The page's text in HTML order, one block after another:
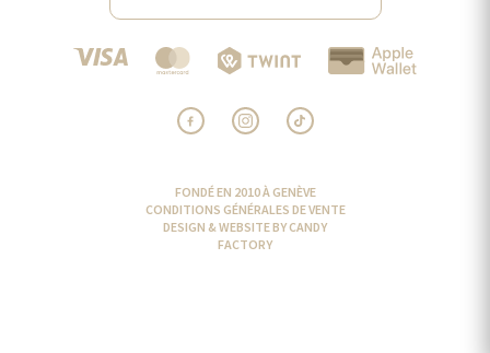
FONDÉ EN 2010 À GENÈVE
CONDITIONS GÉNÉRALES DE VENTE
DESIGN & WEBSITE BY CANDY
FACTORY